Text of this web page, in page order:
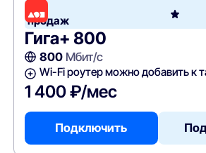
Хит
продаж
Гига+ 800
800Мбит/с
Wi-Fi роутер можно добавить к
1 400 ₽/мес
Подключить